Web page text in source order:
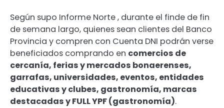
Según supo Informe Norte , durante el finde de fin
de semana largo, quienes sean clientes del Banco
Provincia y compren con Cuenta DNI podrán verse
beneficiados comprando en comercios de
cercanía, ferias y mercados bonaerenses,
garrafas, universidades, eventos, entidades
educativas y clubes, gastronomía, marcas
destacadas y FULL YPF (gastronomía).